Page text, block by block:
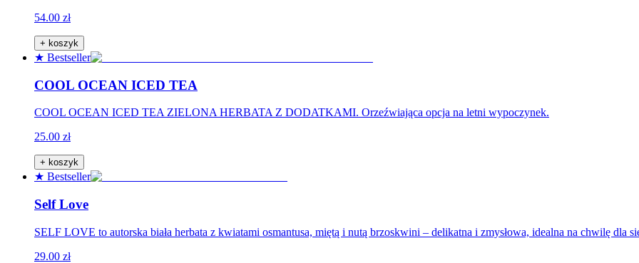
54.00 zł
+ koszyk
★ Bestseller
COOL OCEAN ICED TEA
COOL OCEAN ICED TEA ZIELONA HERBATA Z DODATKAMI. Orzeźwiająca opcja na letni wypoczynek.
25.00 zł
+ koszyk
★ Bestseller
Self Love
SELF LOVE to autorska biała herbata z kwiatami osmantusa, miętą i nutą brzoskwini – delikatna i zmysłowa, idealna na chwilę dla
29.00 zł